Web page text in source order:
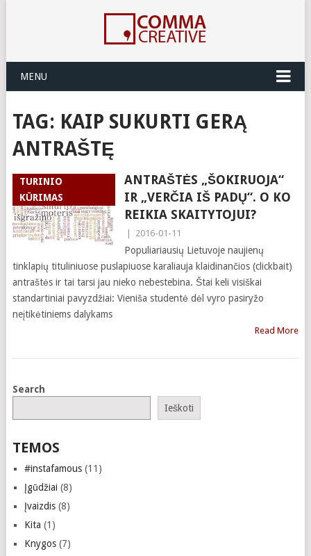
MENU
TAG: KAIP SUKURTI GERĄ
ANTRAŠTĘ
TURINIO
KŪRIMAS
ANTRAŠTĖS „ŠOKIRUOJA“
IR „VERČIA IŠ PADŲ“. O KO
REIKIA SKAITYTOJUI?
2016-01-11
Populiariausių Lietuvoje naujienų
tinklapių tituliniuose puslapiuose karaliauja klaidinančios (clickbait)
antraštės ir tai tarsi jau nieko nebestebina. Štai keli visiškai
standartiniai pavyzdžiai: Vieniša studentė dėl vyro pasiryžo
neįtikėtiniems dalykams
Read More
Search
Ieškoti
TEMOS
#instafamous(11)
Įgūdžiai (8)
Įvaizdis(8)
Kita (1)
Knygos(7)